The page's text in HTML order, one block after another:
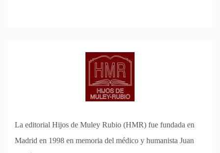
La editorial Hijos de Muley Rubio (HMR) fue fundada en
Madrid en 1998 en memoria del médico y humanista Juan